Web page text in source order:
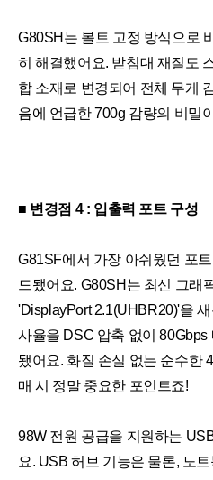
G80SH는 볼트 고정 방식으로
히 해결했어요. 받침대 재질도
합 소재로 변경되어 전체 무게
음에 언급한 700g 감량의 비밀
■ 변경점 4 : 입출력 포트 구성
G81SF에서 가장 아쉬웠던 포
드됐어요. G80SH는 최신 그래
'DisplayPort 2.1(UHBR20)'을
사율을 DSC 압축 없이 80Gbps
됐어요. 화질 손실 없는 순수한
매 시 정말 중요한 포인트죠!
98W 전원 공급을 지원하는
요. USB 허브 기능은 물론, 노